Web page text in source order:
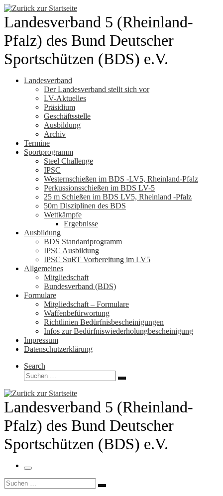
Zum
Inhalt
springen
Landesverband 5 (Rheinland-
Pfalz) des Bund Deutscher
Sportschützen (BDS) e.V.
Landesverband
Der Landesverband stellt sich vor
LV-Aktuelles
Präsidium
Geschäftsstelle
Ausbildung
Archiv
Termine
Sportprogramm
Steel Challenge
IPSC
Westernschießen im BDS -LV5, Rheinland-Pfalz
Perkussionsschießen im BDS LV-5
25 m Schießen im BDS LV5, Rheinland -Pfalz
50m Disziplinen des BDS
Wettkämpfe
Ergebnisse
Ausbildung
BDS Standardprogramm
IPSC Ausbildung
IPSC SuRT Vorbereitung im LV5
Allgemeines
Mitgliedschaft
Bundesverband (BDS)
Formulare
Mitgliedschaft – Formulare
Waffenbefürwortung
Richtlinien Bedürfnisbescheinigungen
Infos zur Bedürfniswiederholungbescheinigung
Impressum
Datenschutzerklärung
Search
Suche
Suchen …
Landesverband 5 (Rheinland-
Pfalz) des Bund Deutscher
Sportschützen (BDS) e.V.
Menü
Suche
Suchen …